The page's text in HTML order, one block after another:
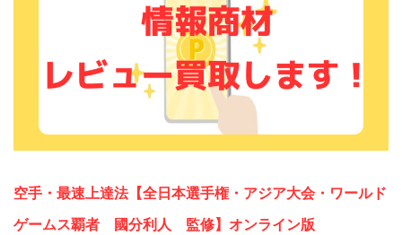
空手・最速上達法【全日本選手権・アジア大会・ワールド
ゲームス覇者 國分利人 監修】オンライン版